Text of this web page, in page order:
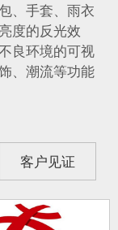
、手套、雨衣
度的反光效
良环境的可视
、潮流等功能
客户见证